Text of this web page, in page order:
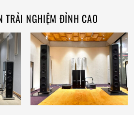
TRẢI NGHIỆM ĐỈNH CAO